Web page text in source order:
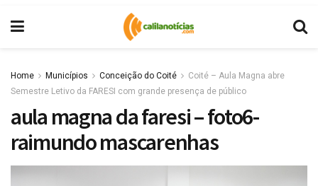
Home Municípios Conceição do Coité
Coité – Aula Magna abre
Semestre Letivo da FARESI com grande presença de público
aula magna da faresi – foto6-
raimundo mascarenhas